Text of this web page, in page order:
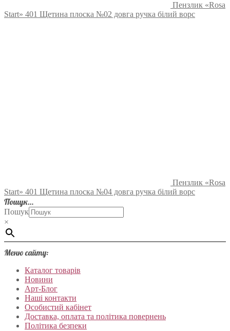
Пензлик «Rosa
Start» 401 Щетина плоска №02 довга ручка білий ворс
Пензлик «Rosa
Start» 401 Щетина плоска №04 довга ручка білий ворс
Пошук…
Пошук
×
Меню сайту:
Каталог товарів
Новини
Арт-Блог
Наші контакти
Особистий кабінет
Доставка, оплата та політика повернень
Політика безпеки